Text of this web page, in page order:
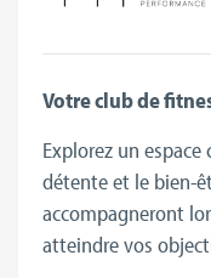
Votre club de
Explorez un
détente et le bien-
accompagneront
atteindre vos